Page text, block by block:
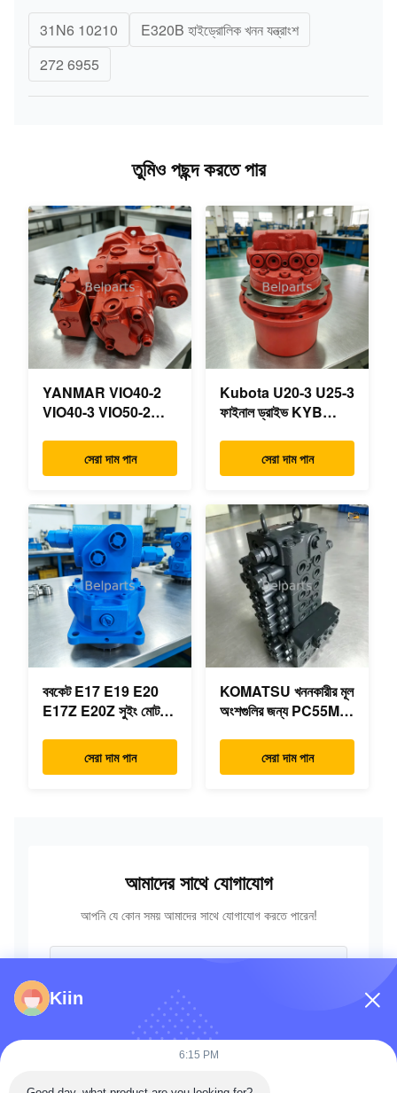
31N6 10210
E320B হাইড্রোলিক খনন যন্ত্রাংশ
272 6955
তুমিও পছন্দ করতে পার
YANMAR VIO40-2
VIO40-3 VIO50-2
VIO55-3 প্রধান
হাইড্রোলিক পাম্প OEM
16023 B0600-16017
মিনি এক্সকাভেটর
সেরা দাম পান
Kubota U20-3 U25-3
ফাইনাল ড্রাইভ KYB
OEM ভ্রমণ মোটর
B0240-18076
RB559-61290
RC157-78000 মিনি
খননকারীর যন্ত্রাংশের জন্য
সেরা দাম পান
ববকেট E17 E19 E20
E17Z E20Z সুইং মোটর
7024419 মিনি
এক্সক্যাভারের জন্য
সেরা দাম পান
KOMATSU খননকারীর মূল
অংশগুলির জন্য PC55MR-
723-18-18200 723-
18-18201 723-18-
সেরা দাম পান
আমাদের সাথে যোগাযোগ
আপনি যে কোন সময় আমাদের সাথে যোগাযোগ করতে পারেন!
Kiin
6:15 PM